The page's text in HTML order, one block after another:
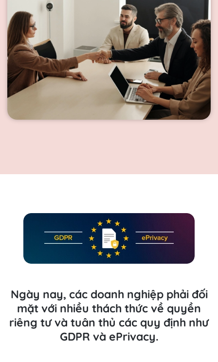
Ngày nay, các doanh nghiệp phải đối
mặt với nhiều thách thức về quyền
riêng tư và tuân thủ các quy định như
GDPR và ePrivacy.